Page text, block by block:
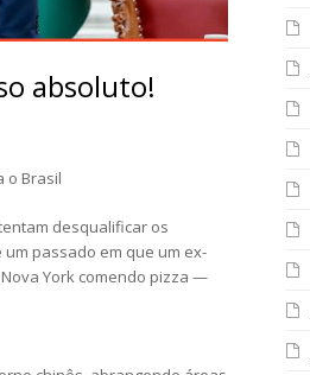
absoluto!
o Brasil
desqualificar os
passado em que um ex-
York comendo pizza —